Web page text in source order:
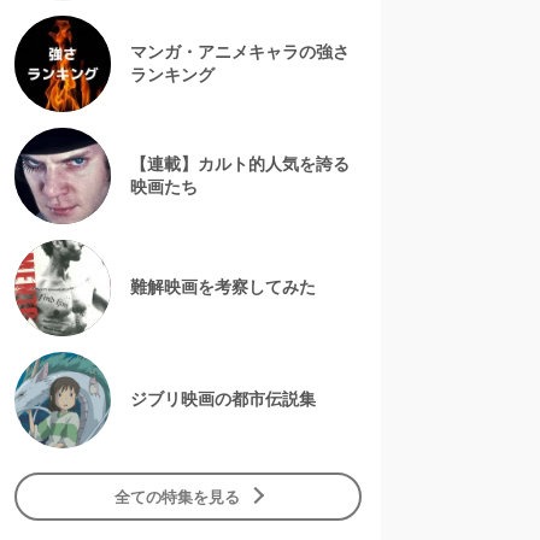
マンガ・アニメキャラの強さ
ランキング
【連載】カルト的人気を誇る
映画たち
難解映画を考察してみた
ジブリ映画の都市伝説集
全ての特集を見る